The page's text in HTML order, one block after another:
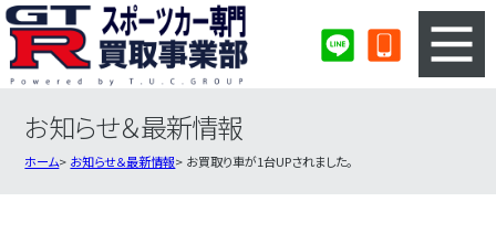
3ステップのカンタン査定
お知らせ＆最新情報
ホーム お知らせ＆最新情報 お買取り車が1台UPされました。